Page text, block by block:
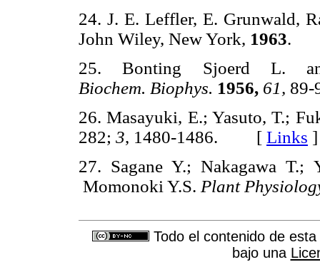
24. J. E. Leffler, E. Grunwald,
John Wiley, New York, 1963.
25. Bonting Sjoerd L.
Biochem. Biophys. 1956, 61,
26. Masayuki, E.; Yasuto, T.;
282; 3, 1480-1486. [ Links ]
27. Sagane Y.; Nakagawa
Momonoki Y.S. Plant
Todo el contenido de
bajo una